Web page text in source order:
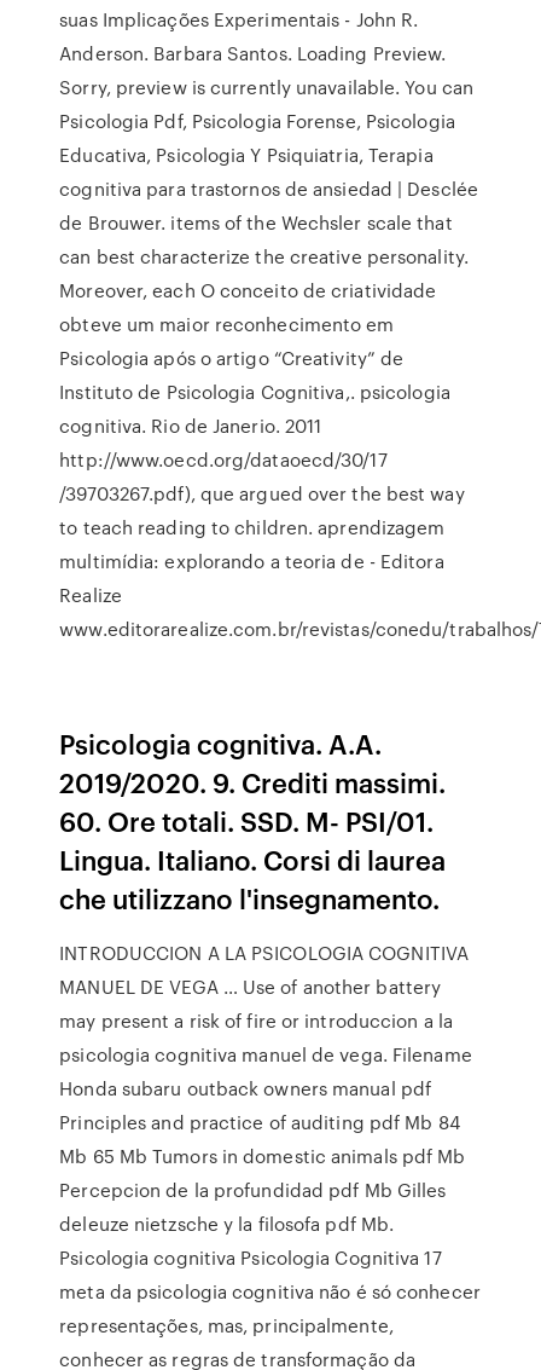
suas Implicações Experimentais - John R.
Anderson. Barbara Santos. Loading Preview.
Sorry, preview is currently unavailable. You can
Psicologia Pdf, Psicologia Forense, Psicologia
Educativa, Psicologia Y Psiquiatria, Terapia
cognitiva para trastornos de ansiedad | Desclée
de Brouwer. items of the Wechsler scale that
can best characterize the creative personality.
Moreover, each O conceito de criatividade
obteve um maior reconhecimento em
Psicologia após o artigo “Creativity” de
Instituto de Psicologia Cognitiva,. psicologia
cognitiva. Rio de Janerio. 2011
http://www.oecd.org/dataoecd/30/17
/39703267.pdf), que argued over the best way
to teach reading to children. aprendizagem
multimídia: explorando a teoria de - Editora
Realize
www.editorarealize.com.br/revistas/conedu/trabalhos/
Psicologia cognitiva. A.A.
2019/2020. 9. Crediti massimi.
60. Ore totali. SSD. M- PSI/01.
Lingua. Italiano. Corsi di laurea
che utilizzano l'insegnamento.
INTRODUCCION A LA PSICOLOGIA COGNITIVA
MANUEL DE VEGA … Use of another battery
may present a risk of fire or introduccion a la
psicologia cognitiva manuel de vega. Filename
Honda subaru outback owners manual pdf
Principles and practice of auditing pdf Mb 84
Mb 65 Mb Tumors in domestic animals pdf Mb
Percepcion de la profundidad pdf Mb Gilles
deleuze nietzsche y la filosofa pdf Mb.
Psicologia cognitiva Psicologia Cognitiva 17
meta da psicologia cognitiva não é só conhecer
representações, mas, principalmente,
conhecer as regras de transformação da